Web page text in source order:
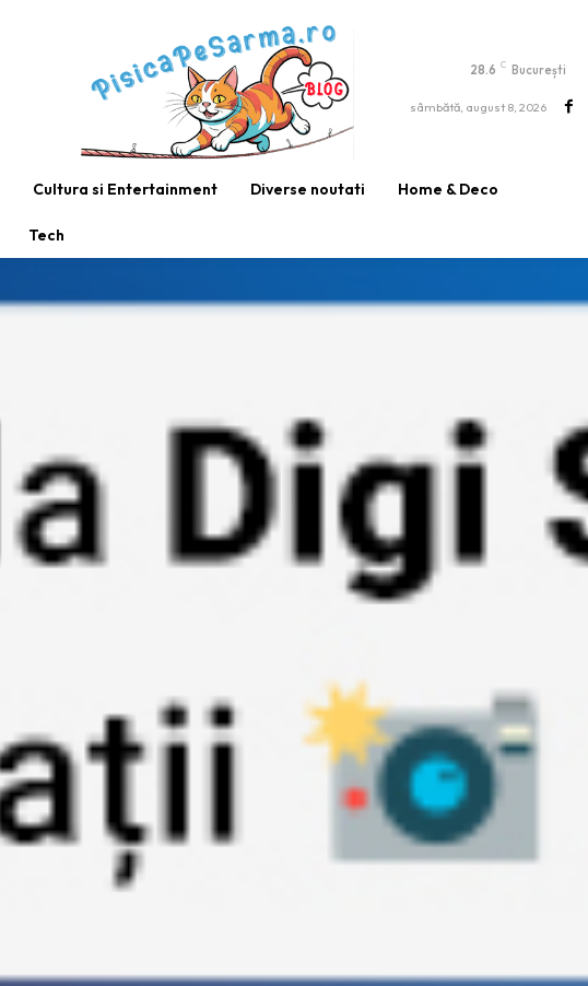
28.6 C București
sâmbătă, august 8, 2026
Cultura si Entertainment Diverse noutati Home & Deco
Tech